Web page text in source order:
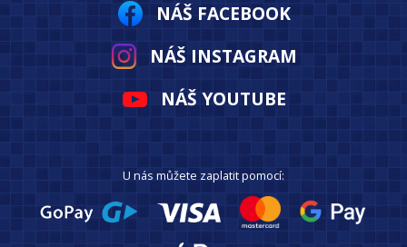
NÁŠ FACEBOOK
NÁŠ INSTAGRAM
NÁŠ YOUTUBE
U nás můžete zaplatit pomocí: